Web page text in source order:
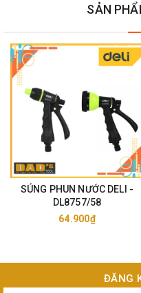
#DELI#C-
#Đồ_Nghề_Của_Cha #Datol
SẢN
SÚNG PHUN NƯỚC DELI -
DL8757/58
64.900₫
ĐĂNG